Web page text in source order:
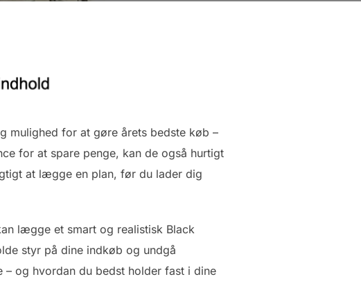
mulighed for at gøre årets bedste køb –
for at spare penge, kan de også hurtigt
at lægge en plan, før du lader dig
lægge et smart og realistisk Black
styr på dine indkøb og undgå
og hvordan du bedst holder fast i dine